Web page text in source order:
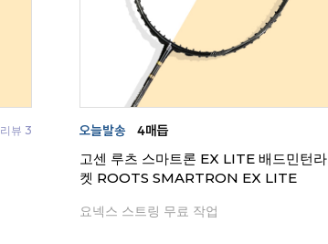
리뷰 3
고센 루츠 스마트론 EX LITE 배드민턴라
켓 ROOTS SMARTRON EX LITE
요넥스 스트링 무료 작업